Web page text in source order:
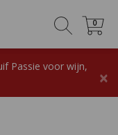
0
0
Passie voor wijn,
×